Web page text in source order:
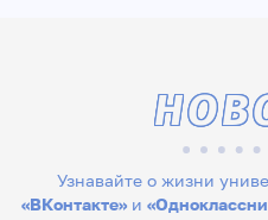
Узнавайте о жизни
«ВКонтакте»и